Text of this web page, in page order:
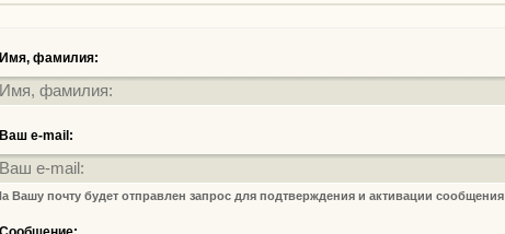
фамилия:
e-mail:
Вашу почту будет отправлен запрос для подтверждения и активации сообщения